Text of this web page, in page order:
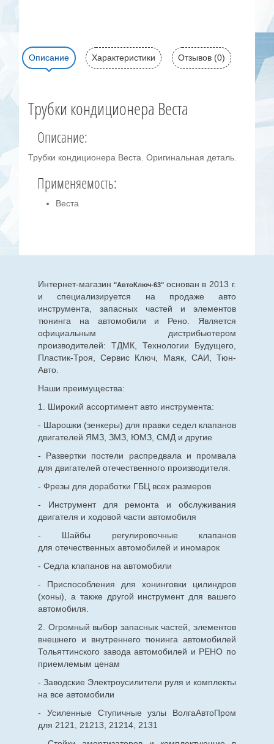
Описание Характеристики Отзывов (0)
Трубки кондиционера Веста
Описание:
Трубки кондиционера Веста. Оригинальная деталь.
Применяемость:
Веста
Интернет-магазин "АвтоКлюч-63" основан в 2013 г.
и специализируется на продаже авто
инструмента, запасных частей и элементов
тюнинга на автомобили и Рено. Является
официальным дистрибьютером
производителей: ТДМК, Технологии Будущего,
Пластик-Троя, Сервис Ключ, Маяк, САИ, Тюн-
Авто.
Наши преимущества:
1. Широкий ассортимент авто инструмента:
- Шарошки (зенкеры) для правки седел клапанов
двигателей ЯМЗ, ЗМЗ, ЮМЗ, СМД и другие
- Развертки постели распредвала и промвала
для двигателей отечественного производителя.
- Фрезы для доработки ГБЦ всех размеров
- Инструмент для ремонта и обслуживания
двигателя и ходовой части автомобиля
- Шайбы регулировочные клапанов
для отечественныхавтомобилей и иномарок
- Седла клапанов на автомобили
- Приспособления для хонинговки цилиндров
(хоны), а также другой инструмент для вашего
автомобиля.
2. Огромный выбор запасных частей, элементов
внешнего и внутреннего тюнинга автомобилей
Тольяттинского завода автомобилей и РЕНО по
приемлемым ценам
- Заводские Электроусилители руля и комплекты
на все автомобили
- Усиленные Ступичные узлы ВолгаАвтоПром
для 2121, 21213, 21214, 2131